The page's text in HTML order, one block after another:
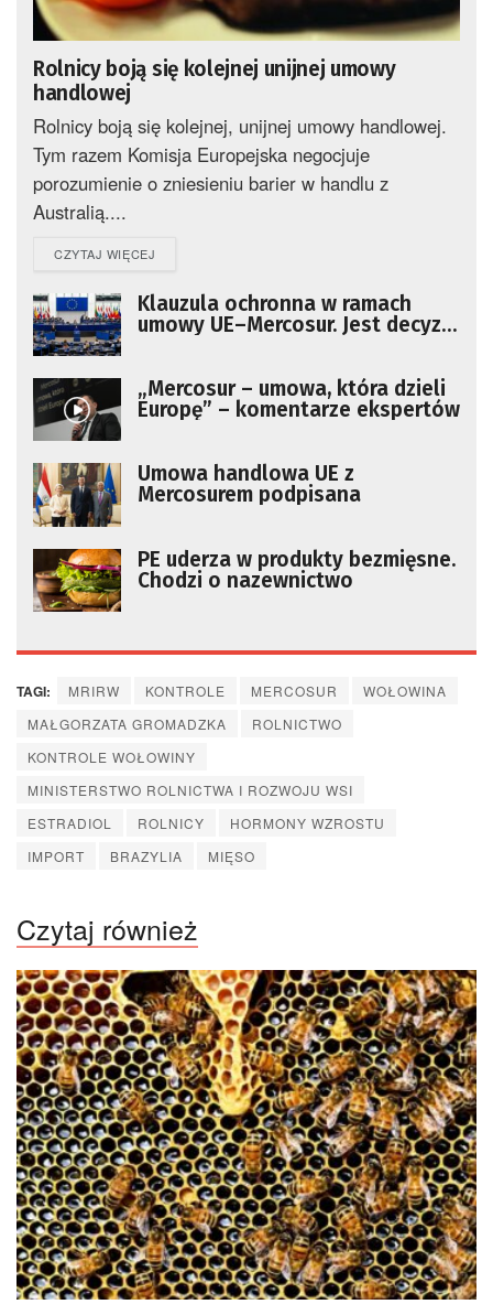
Rolnicy boją się kolejnej unijnej umowy
handlowej
Rolnicy boją się kolejnej, unijnej umowy handlowej.
Tym razem Komisja Europejska negocjuje
porozumienie o zniesieniu barier w handlu z
Australią....
CZYTAJ WIĘCEJ
Klauzula ochronna w ramach
umowy UE–Mercosur. Jest decyzja
„Mercosur – umowa, która dzieli
Europę” – komentarze ekspertów
Umowa handlowa UE z
Mercosurem podpisana
PE uderza w produkty bezmięsne.
Chodzi o nazewnictwo
TAGI: MRIRW KONTROLE MERCOSUR
WOŁOWINA
MAŁGORZATA GROMADZKA
ROLNICTWO
KONTROLE WOŁOWINY
MINISTERSTWO ROLNICTWA I ROZWOJU WSI
ESTRADIOL
ROLNICY
HORMONY WZROSTU
IMPORT
BRAZYLIA MIĘSO
Czytaj również